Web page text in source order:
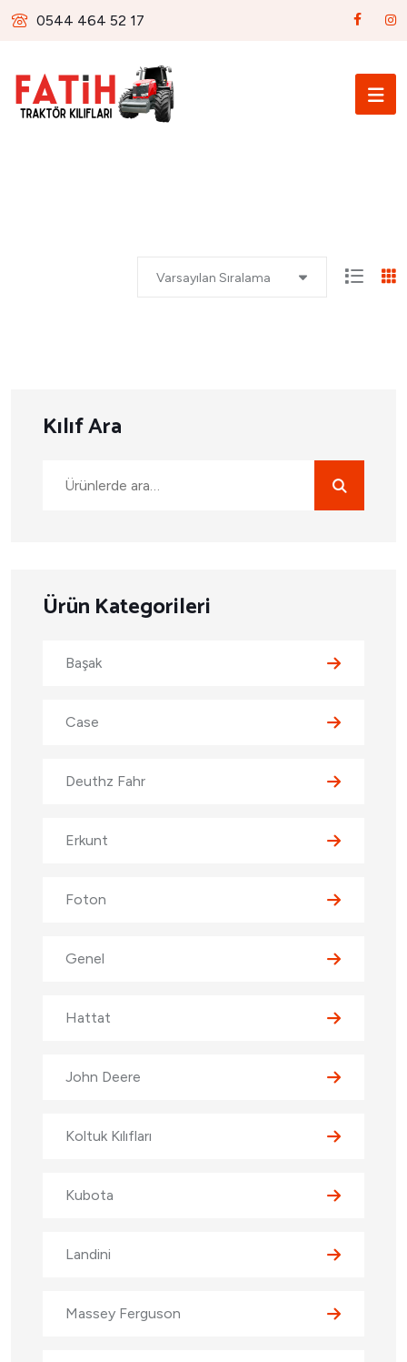
0544 464 52 17
Varsayılan Sıralama
Kılıf Ara
Ürün Kategorileri
Başak
Case
Deuthz Fahr
Erkunt
Foton
Genel
Hattat
John Deere
Koltuk Kılıfları
Kubota
Landini
Massey Ferguson